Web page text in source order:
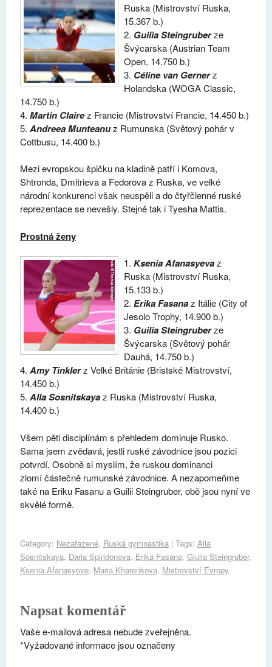
Ruska (Mistrovství Ruska,
15.367 b.)
2. Guilia Steingruberze
Švýcarska (Austrian Team
Open, 14.750 b.)
3. Céline van Gernerz
Holandska (WOGA Classic,
14.750 b.)
4. Martin Clairez Francie (Mistrovství Francie, 14.450 b.)
5. Andreea Munteanuz Rumunska (Světový pohár v
Cottbusu, 14.400 b.)
Mezi evropskou špičku na kladině patří i Komova,
Shtronda, Dmitrieva a Fedorova z Ruska, ve velké
národní konkurenci však neuspěli a do čtyřčlenné ruské
reprezentace se nevešly. Stejně tak i Tyesha Mattis.
Prostná ženy
1.Ksenia Afanasyevaz
Ruska (Mistrovství Ruska,
15.133 b.)
2.Erika Fasanaz Itálie (City of
Jesolo Trophy, 14.900 b.)
3. Guilia Steingruberze
Švýcarska (Světový pohár
Dauhá, 14.750 b.)
4. Amy Tinklerz Velké Británie (Bristské Mistrovství,
14.450 b.)
5. Alla Sosnitskayaz Ruska (Mistrovství Ruska,
14.400 b.)
Všem pěti disciplínám s přehledem dominuje Rusko.
Sama jsem zvědavá, jestli ruské závodnice jsou pozici
potvrdí. Osobně si myslím, že ruskou dominanci
zlomí částečně rumunské závodnice. A nezapomeňme
také na Eriku Fasanu a Guilii Steingruber, obě jsou nyní ve
skvělé formě.
Category: Nezařazené, Ruská gymnastika| Tags: Alla
Sosnitskaya, Daria Spiridonova, Erika Fasana, Giulia Steingruber,
Ksenia Afanasyeve, Maria Kharenkova, Mistrovství Evropy
Napsat komentář
Vaše e-mailová adresa nebude zveřejněna.
Vyžadované informace jsou označeny
*